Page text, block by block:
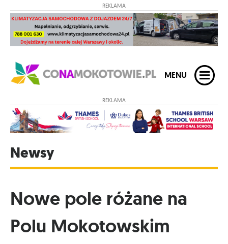
REKLAMA
MENU
REKLAMA
Newsy
Nowe pole różane na
Polu Mokotowskim